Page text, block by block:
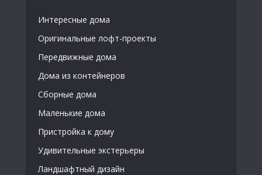
Интересные дома
Оригинальные лофт-проекты
Передвижные дома
Дома из контейнеров
Сборные дома
Маленькие дома
Пристройка к дому
Удивительные экстерьеры
Ландшафтный дизайн